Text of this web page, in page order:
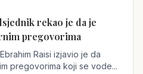
rekao je da je
pregovorima
Raisi izjavio je da
pregovorima koji se vode...